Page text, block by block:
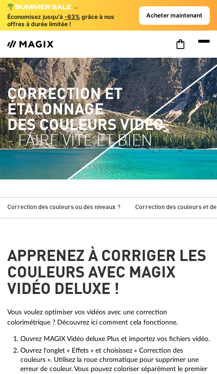
Économisez jusqu'à -63% grâce à nos
offres à durée limitée !
Acheter maintenant
CORRECTION ET
ÉTALONNAGE
DES COULEURS VIDEO
- FAIRE VITE ET BIEN
Correction des couleurs ou des niveaux ? Correction des couleurs et
APPRENEZ À CORRIGER LES
COULEURS AVEC MAGIX
VIDÉO DELUXE !
Vous voulez optimiser vos vidéos avec une correction
colorimétrique ? Découvrez ici comment cela fonctionne.
Ouvrez MAGIX Vidéo deluxe Plus et importez vos fichiers vidéo.
Ouvrez l'onglet « Effets » et choisissez « Correction des
couleurs ». Utilisez la roue chromatique pour supprimer une
erreur de couleur. Vous pouvez coloriser séparément le premier